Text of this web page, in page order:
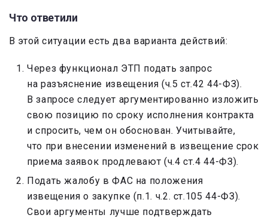
Что ответили
В этой ситуации есть два варианта действий:
Через функционал ЭТП подать запрос
на разъяснение извещения (ч.5 ст.42 44-ФЗ).
В запросе следует аргументированно изложить
свою позицию по сроку исполнения контракта
и спросить, чем он обоснован. Учитывайте,
что при внесении изменений в извещение срок
приема заявок продлевают (ч.4 ст.4 44-ФЗ).
Подать жалобу в ФАС на положения
извещения о закупке (п.1. ч.2. ст.105 44-ФЗ).
Свои аргументы лучше подтверждать